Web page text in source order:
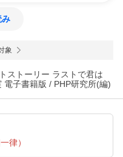
み
象
ストーリー ラストで君は
電子書籍版 / PHP研究所(編)
律）